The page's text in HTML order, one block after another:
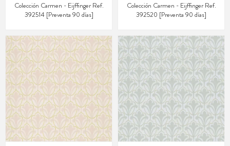
Colección Carmen - Eijffinger Ref.
392514 [Preventa 90 días]
Colección Carmen - Eijffinger Ref.
392520 [Preventa 90 días]